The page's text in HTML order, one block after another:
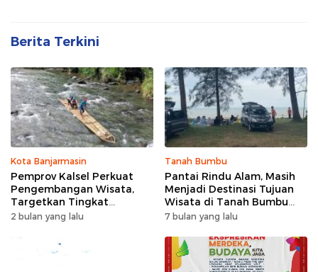
Berita Terkini
Kota Banjarmasin
Pemprov Kalsel Perkuat
Pengembangan Wisata,
Targetkan Tingkat
Kunjungan Naik 5 Persen di
2 bulan yang lalu
Tanah Bumbu
Pantai Rindu Alam, Masih
Menjadi Destinasi Tujuan
Wisata di Tanah Bumbu
dengan Rindangnya Pohon
7 bulan yang lalu